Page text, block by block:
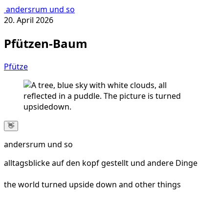
andersrum und so
20. April 2026
Pfützen-Baum
Pfütze
👋
andersrum und so
alltagsblicke auf den kopf gestellt und andere Dinge
the world turned upside down and other things